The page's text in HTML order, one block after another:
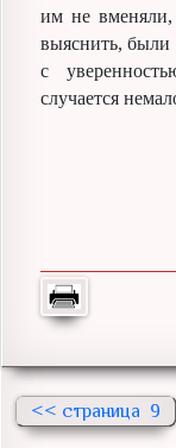
им не
выяснить,
с
случается
<< 9